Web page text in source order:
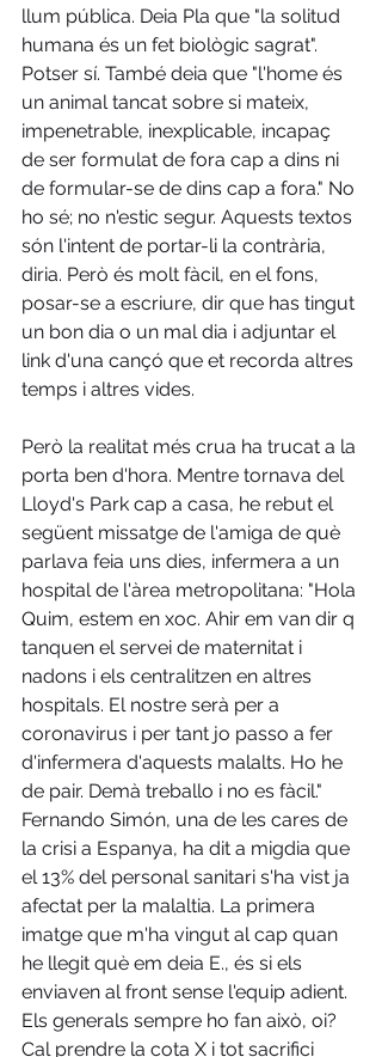
llum pública. Deia Pla que "la solitud
humana és un fet biològic sagrat".
Potser sí. També deia que "l'home és
un animal tancat sobre si mateix,
impenetrable, inexplicable, incapaç
de ser formulat de fora cap a dins ni
de formular-se de dins cap a fora." No
ho sé; no n'estic segur. Aquests textos
són l'intent de portar-li la contrària,
diria. Però és molt fàcil, en el fons,
posar-se a escriure, dir que has tingut
un bon dia o un mal dia i adjuntar el
link d'una cançó que et recorda altres
temps i altres vides.
Però la realitat més crua ha trucat a la
porta ben d'hora. Mentre tornava del
Lloyd's Park cap a casa, he rebut el
següent missatge de l'amiga de què
parlava feia uns dies, infermera a un
hospital de l'àrea metropolitana: "Hola
Quim, estem en xoc. Ahir em van dir q
tanquen el servei de maternitat i
nadons i els centralitzen en altres
hospitals. El nostre serà per a
coronavirus i per tant jo passo a fer
d'infermera d'aquests malalts. Ho he
de pair. Demà treballo i no es fàcil."
Fernando Simón, una de les cares de
la crisi a Espanya, ha dit a migdia que
el 13% del personal sanitari s'ha vist ja
afectat per la malaltia. La primera
imatge que m'ha vingut al cap quan
he llegit què em deia E., és si els
enviaven al front sense l'equip adient.
Els generals sempre ho fan això, oi?
Cal prendre la cota X i tot sacrifici